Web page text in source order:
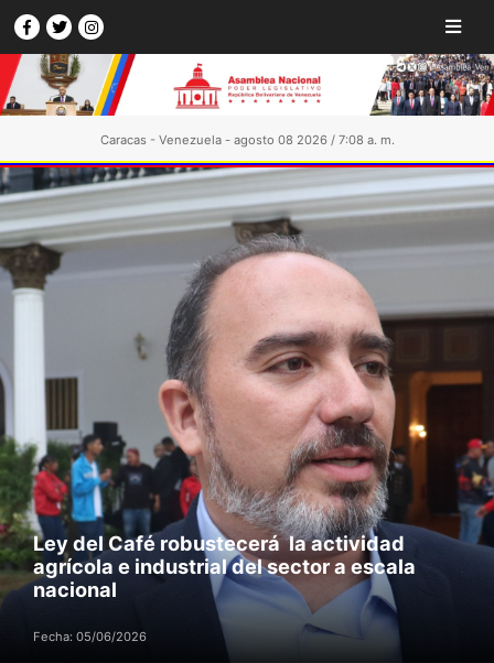
Caracas - Venezuela - agosto 08 2026 / 7:08 a. m.
Ley del Café robustecerá la actividad
agrícola e industrial del sector a escala
nacional
Fecha: 05/06/2026